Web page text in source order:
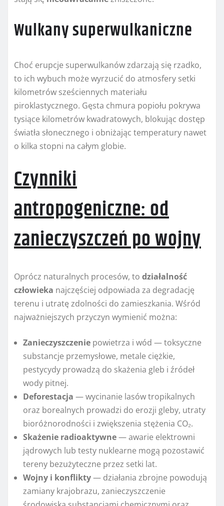
Wulkany superwulkaniczne
Choć erupcje superwulkanów zdarzają się rzadko,
to ich wybuch może wyrzucić do atmosfery setki
kilometrów sześciennych materiału
piroklastycznego. Gęsta chmura popiołu pokrywa
tysiące kilometrów kwadratowych, blokując dostęp
światła słonecznego i obniżając temperatury nawet
o kilka stopni na całym globie.
Czynniki
antropogeniczne: od
zanieczyszczeń po wojny
Oprócz naturalnych procesów, to działalność
człowieka najczęściej odpowiada za degradację
terenu i utratę zdolności do zamieszkania. Wśród
najważniejszych przyczyn wymienić można:
Zanieczyszczenie powietrza i wód — toksyczne
substancje przemysłowe, metale ciężkie,
pestycydy prowadzą do skażenia gleb i źródeł
wody pitnej.
Deforestacja — wycinanie lasów tropikalnych
oraz borealnych prowadzi do erozji gleby, utraty
bioróżnorodności i zwiększenia stężenia CO₂.
Skażenie radioaktywne— awarie elektrowni
jądrowych lub testy nuklearne mogą pozostawić
tereny bezużyteczne przez setki lat.
Wojny i konflikty— działania zbrojne powodują
zamiany krajobrazu, zanieczyszczenie